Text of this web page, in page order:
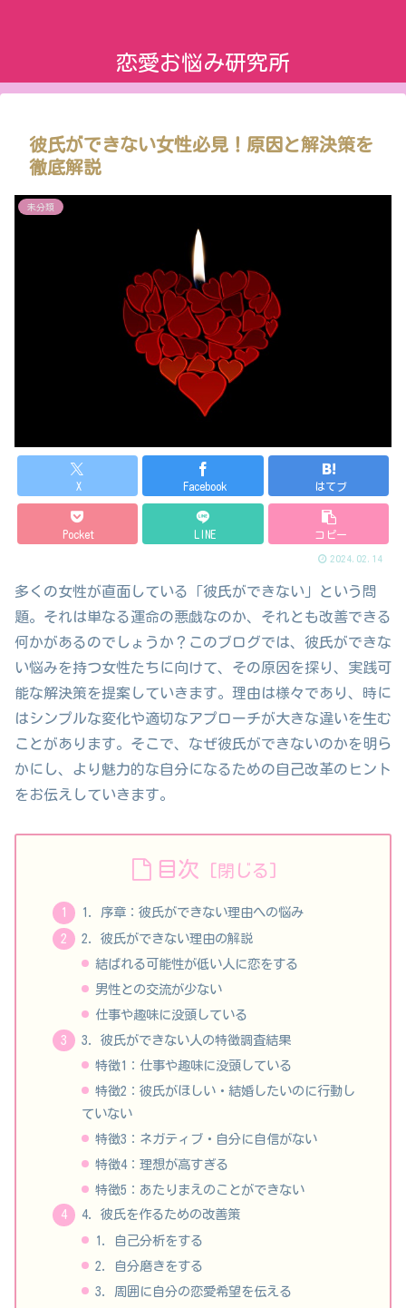
恋愛お悩み研究所
彼氏ができない女性必見！原因と解決策を
徹底解説
未分類
X Facebook はてブ
Pocket LINE コピー
2024.02.14
多くの女性が直面している「彼氏ができない」という問
題。それは単なる運命の悪戯なのか、それとも改善できる
何かがあるのでしょうか？このブログでは、彼氏ができな
い悩みを持つ女性たちに向けて、その原因を探り、実践可
能な解決策を提案していきます。理由は様々であり、時に
はシンプルな変化や適切なアプローチが大きな違いを生む
ことがあります。そこで、なぜ彼氏ができないのかを明ら
かにし、より魅力的な自分になるための自己改革のヒント
をお伝えしていきます。
目次
1. 序章：彼氏ができない理由への悩み
2. 彼氏ができない理由の解説
結ばれる可能性が低い人に恋をする
男性との交流が少ない
仕事や趣味に没頭している
3. 彼氏ができない人の特徴調査結果
特徴1：仕事や趣味に没頭している
特徴2：彼氏がほしい・結婚したいのに行動し
ていない
特徴3：ネガティブ・自分に自信がない
特徴4：理想が高すぎる
特徴5：あたりまえのことができない
4. 彼氏を作るための改善策
1. 自己分析をする
2. 自分磨きをする
3. 周囲に自分の恋愛希望を伝える